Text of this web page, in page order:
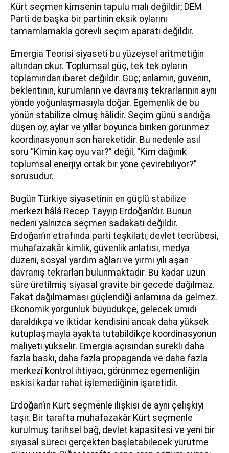
Kürt seçmen kimsenin tapulu malı değildir; DEM
Parti de başka bir partinin eksik oylarını
tamamlamakla görevli seçim aparatı değildir.
Emergia Teorisi siyaseti bu yüzeysel aritmetiğin
altından okur. Toplumsal güç, tek tek oyların
toplamından ibaret değildir. Güç; anlamın, güvenin,
beklentinin, kurumların ve davranış tekrarlarının aynı
yönde yoğunlaşmasıyla doğar. Egemenlik de bu
yönün stabilize olmuş hâlidir. Seçim günü sandığa
düşen oy, aylar ve yıllar boyunca biriken görünmez
koordinasyonun son hareketidir. Bu nedenle asıl
soru “Kimin kaç oyu var?” değil, “Kim dağınık
toplumsal enerjiyi ortak bir yöne çevirebiliyor?”
sorusudur.
Bugün Türkiye siyasetinin en güçlü stabilize
merkezi hâlâ Recep Tayyip Erdoğan’dır. Bunun
nedeni yalnızca seçmen sadakati değildir.
Erdoğan’ın etrafında parti teşkilatı, devlet tecrübesi,
muhafazakâr kimlik, güvenlik anlatısı, medya
düzeni, sosyal yardım ağları ve yirmi yılı aşan
davranış tekrarları bulunmaktadır. Bu kadar uzun
süre üretilmiş siyasal gravite bir gecede dağılmaz.
Fakat dağılmaması güçlendiği anlamına da gelmez.
Ekonomik yorgunluk büyüdükçe, gelecek ümidi
daraldıkça ve iktidar kendisini ancak daha yüksek
kutuplaşmayla ayakta tutabildikçe koordinasyonun
maliyeti yükselir. Emergia açısından sürekli daha
fazla baskı, daha fazla propaganda ve daha fazla
merkezî kontrol ihtiyacı, görünmez egemenliğin
eskisi kadar rahat işlemediğinin işaretidir.
Erdoğan’ın Kürt seçmenle ilişkisi de aynı çelişkiyi
taşır. Bir tarafta muhafazakâr Kürt seçmenle
kurulmuş tarihsel bağ, devlet kapasitesi ve yeni bir
siyasal süreci gerçekten başlatabilecek yürütme